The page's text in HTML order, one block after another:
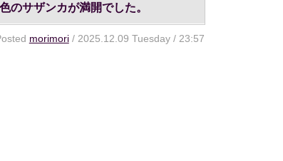
サザンカが満開でした。
morimori/ 2025.12.09 Tuesday / 23:57